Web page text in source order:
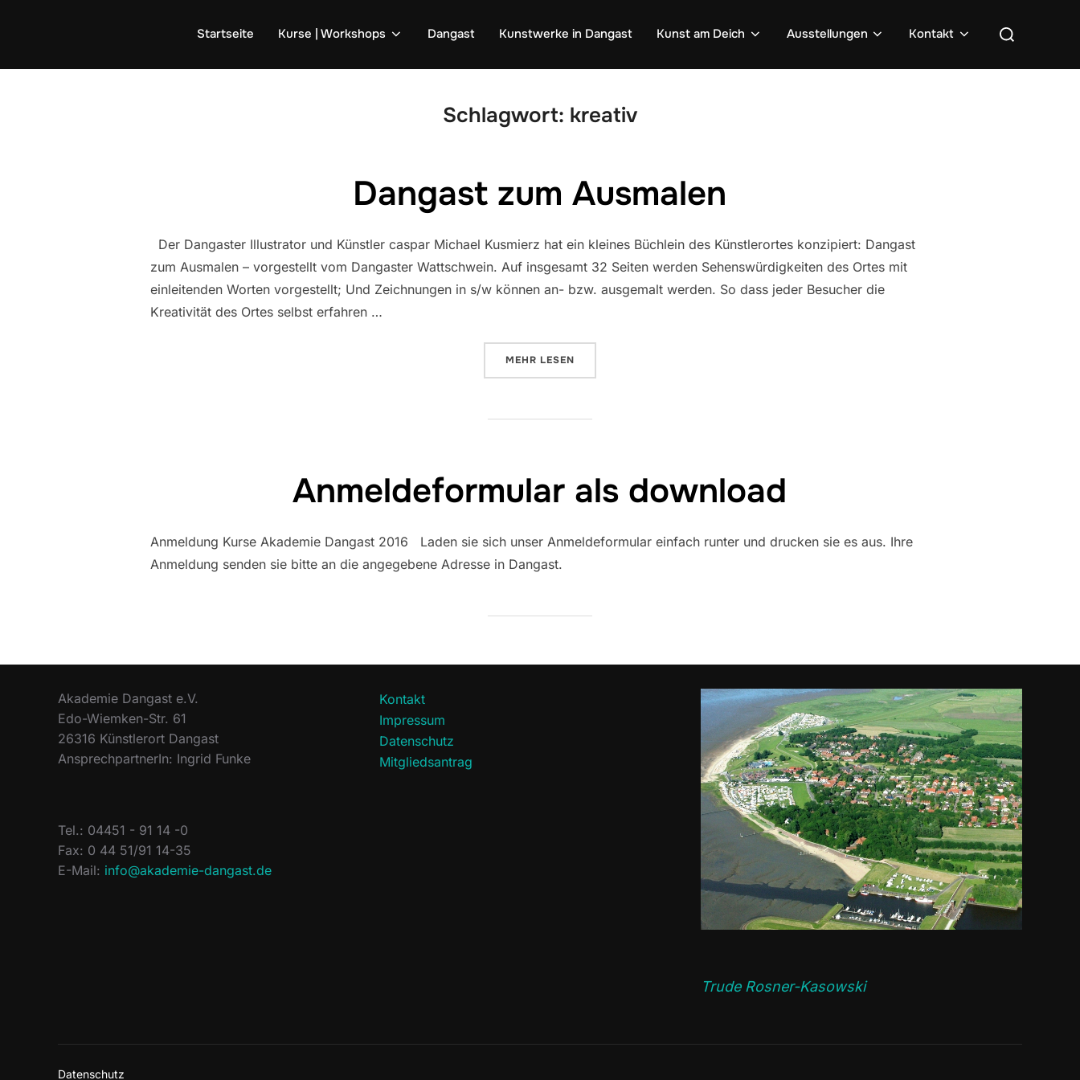
Startseite Kurse | Workshops Dangast Kunstwerke in Dangast Kunst am Deich Ausstellungen Kontakt
Suchen
Schlagwort: kreativ
Dangast zum Ausmalen
Der Dangaster Illustrator und Künstler caspar Michael Kusmierz hat ein kleines Büchlein des Künstlerortes konzipiert: Dangast
zum Ausmalen – vorgestellt vom Dangaster Wattschwein. Auf insgesamt 32 Seiten werden Sehenswürdigkeiten des Ortes mit
einleitenden Worten vorgestellt; Und Zeichnungen in s/w können an- bzw. ausgemalt werden. So dass jeder Besucher die
Kreativität des Ortes selbst erfahren …
MEHR ÜBER „DANGAST ZUM AUSMALEN“
LESEN
Anmeldeformular als download
Anmeldung Kurse Akademie Dangast 2016 Laden sie sich unser Anmeldeformular einfach runter und drucken sie es aus. Ihre
Anmeldung senden sie bitte an die angegebene Adresse in Dangast.
Akademie Dangast e.V.
Edo-Wiemken-Str. 61
26316 Künstlerort Dangast
AnsprechpartnerIn: Ingrid Funke
Tel.: 04451 - 91 14 -0
Fax: 0 44 51/91 14-35
E-Mail: info@akademie-dangast.de
Kontakt
Impressum
Datenschutz
Mitgliedsantrag
Trude Rosner-Kasowski
Datenschutz